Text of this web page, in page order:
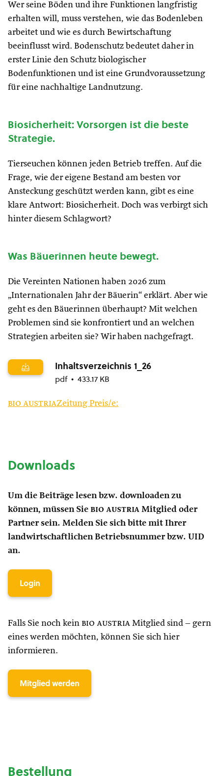
Wer seine Böden und ihre Funktionen langfristig
erhalten will, muss verstehen, wie das Bodenleben
arbeitet und wie es durch Bewirtschaftung
beeinflusst wird. Bodenschutz bedeutet daher in
erster Linie den Schutz biologischer
Bodenfunktionen und ist eine Grundvoraussetzung
für eine nachhaltige Landnutzung.
Biosicherheit: Vorsorgen ist die beste
Strategie.
Tierseuchen können jeden Betrieb treffen. Auf die
Frage, wie der eigene Bestand am besten vor
Ansteckung geschützt werden kann, gibt es eine
klare Antwort: Biosicherheit. Doch was verbirgt sich
hinter diesem Schlagwort?
Was Bäuerinnen heute bewegt.
Die Vereinten Nationen haben 2026 zum
„Internationalen Jahr der Bäuerin“ erklärt. Aber wie
geht es den Bäuerinnen überhaupt? Mit welchen
Problemen sind sie konfrontiert und an welchen
Strategien arbeiten sie? Wir haben nachgefragt.
Inhaltsverzeichnis 1_26
pdf 433.17 KB
bio austriaZeitung Preis/e:
Downloads
Um die Beiträge lesen bzw. downloaden zu
können, müssen Sie bio austria Mitglied oder
Partner sein. Melden Sie sich bitte mit Ihrer
landwirtschaftlichen Betriebsnummer bzw. UID
an.
Login
Falls Sie noch kein bio austria Mitglied sind – gern
eines werden möchten, können Sie sich hier
informieren.
Mitglied werden
Bestellung